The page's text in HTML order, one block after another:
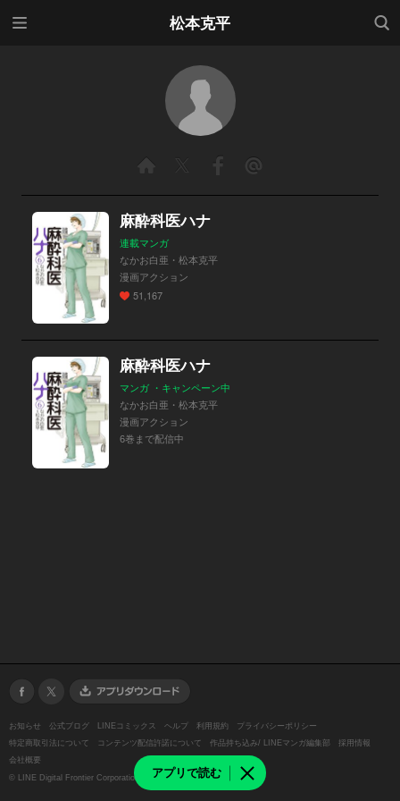
松本克平
検索
アプリで読む
麻酔科医ハナ
連載マンガ
なかお白亜・松本克平
漫画アクション
51,167
麻酔科医ハナ
マンガ ・キャンペーン中
なかお白亜・松本克平
漫画アクション
6巻まで配信中
お知らせ 公式ブログ LINEコミックス ヘルプ 利用規約
プライバシーポリシー
特定商取引法について
コンテンツ配信許諾について 作品持ち込み/ LINEマンガ編集部
採用情報
会社概要
© LINE Digital Frontier Corporation